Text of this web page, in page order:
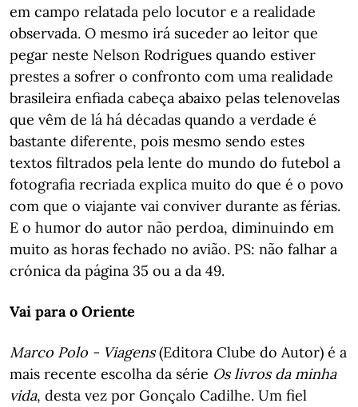
em campo relatada pelo locutor e a realidade
observada. O mesmo irá suceder ao leitor que
pegar neste Nelson Rodrigues quando estiver
prestes a sofrer o confronto com uma realidade
brasileira enfiada cabeça abaixo pelas telenovelas
que vêm de lá há décadas quando a verdade é
bastante diferente, pois mesmo sendo estes
textos filtrados pela lente do mundo do futebol a
fotografia recriada explica muito do que é o povo
com que o viajante vai conviver durante as férias.
E o humor do autor não perdoa, diminuindo em
muito as horas fechado no avião. PS: não falhar a
crónica da página 35 ou a da 49.
Vai para o Oriente
Marco Polo - Viagens(Editora Clube do Autor) é a
mais recente escolha da série Os livros da minha
vida, desta vez por Gonçalo Cadilhe. Um fiel